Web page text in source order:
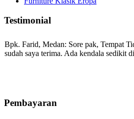
Testimonial
Bpk. Farid, Medan: Sore pak, Tempat
sudah saya terima. Ada kendala sedikit
bale2 dan kursi teras saya sudah saya
Pembayaran